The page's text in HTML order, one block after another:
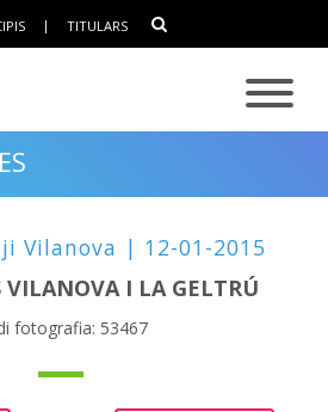
| TITULARS
Vilanova | 12-01-2015
VILANOVA I LA GELTRÚ
fotografia: 53467